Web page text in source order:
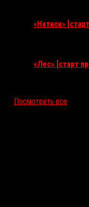
«Натиск»
«Лес» [старт
Посмотреть все